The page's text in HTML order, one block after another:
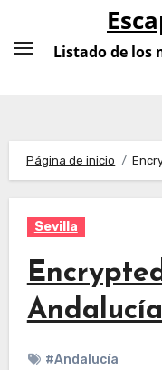
contenido
Listado de los
Página de inicio
Sevilla
Andalucía
#Andalucía